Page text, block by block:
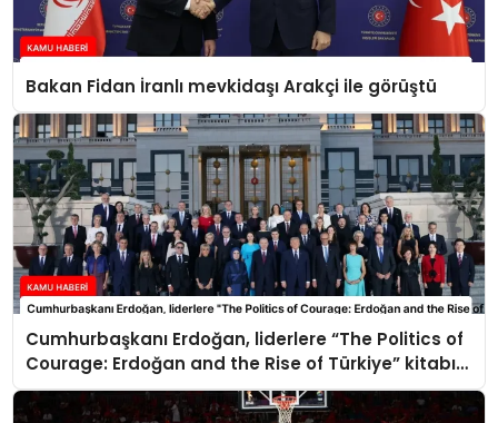
Bakan Fidan İranlı mevkidaşı Arakçi ile görüştü
Cumhurbaşkanı Erdoğan, liderlere “The Politics of
Courage: Erdoğan and the Rise of Türkiye” kitabını
takdim etti